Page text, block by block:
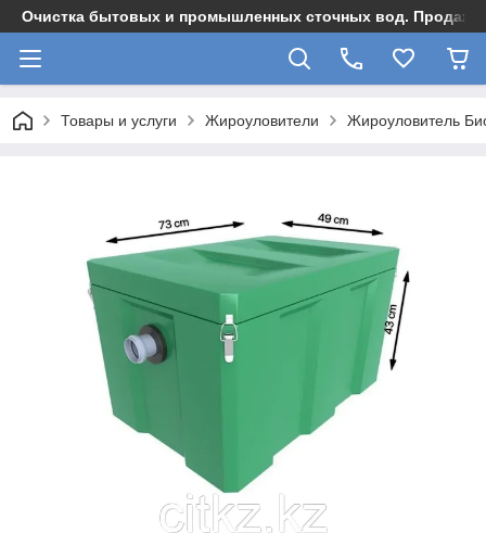
Очистка бытовых и промышленных сточных вод.
Товары и услуги Жироуловители Жироуловитель